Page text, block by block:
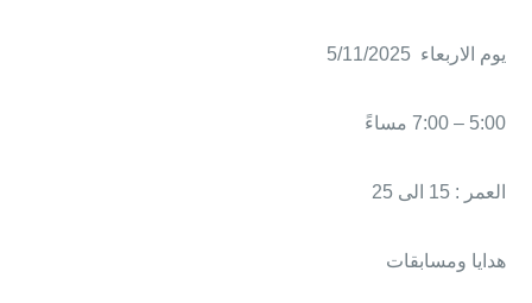
يوم الاربعاء 5/11/2025
5:00 – 7:00 مساءً
العمر : 15 الى 25
هدايا ومسابقات